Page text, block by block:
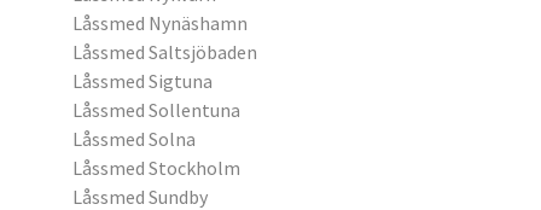
Låssmed Nynäshamn
Låssmed Saltsjöbaden
Låssmed Sigtuna
Låssmed Sollentuna
Låssmed Solna
Låssmed Stockholm
Låssmed Sundby